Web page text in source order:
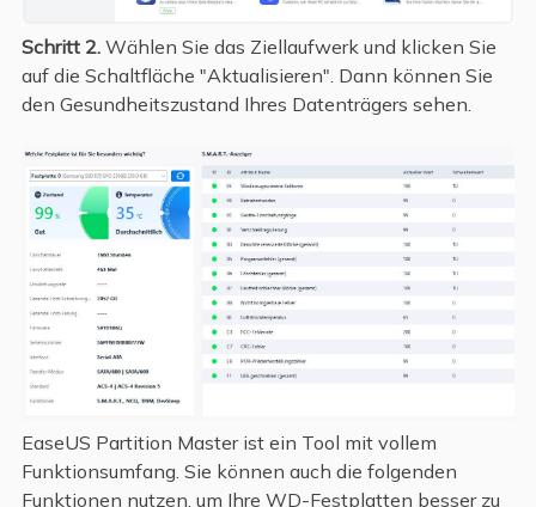
Schritt 2.Wählen Sie das Ziellaufwerk und klicken Sie
auf die Schaltfläche "Aktualisieren". Dann können Sie
den Gesundheitszustand Ihres Datenträgers sehen.
EaseUS Partition Master ist ein Tool mit vollem
Funktionsumfang. Sie können auch die folgenden
Funktionen nutzen, um Ihre WD-Festplatten besser zu